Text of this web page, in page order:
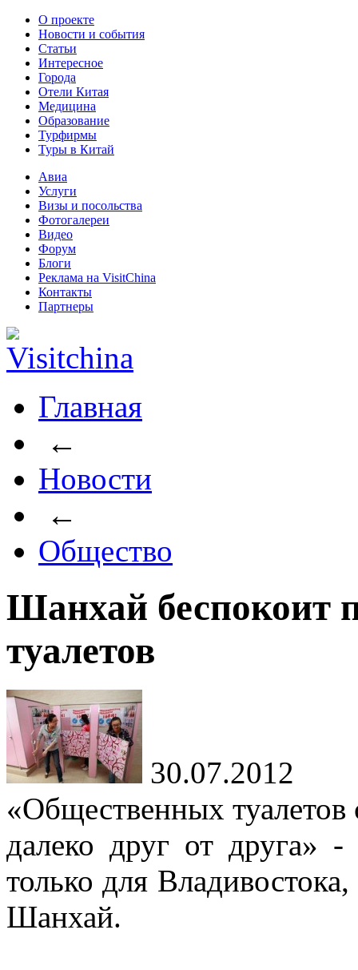
О проекте
Новости и события
Статьи
Интересное
Города
Отели Китая
Медицина
Образование
Турфирмы
Туры в Китай
Авиа
Услуги
Визы и посольства
Фотогалереи
Видео
Форум
Блоги
Реклама на VisitChina
Контакты
Партнеры
Главная
←
Новости
←
Общество
Шанхай беспокоит
туалетов
30.07.2012
«Общественных
далеко друг от друга» -
только для
Шанхай.